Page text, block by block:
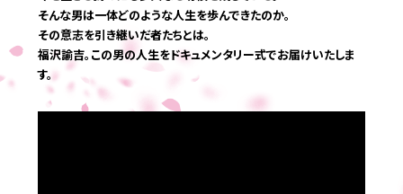
全国展開について
よくある質問
そんな男は一体どのような人生を歩んできたのか。
その意志を引き継いだ者たちとは。
福沢諭吉。この男の人生をドキュメンタリー式でお届けいたしま
す。